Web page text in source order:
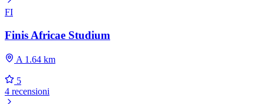
FI
Finis Africae Studium
A 1.64 km
5
4 recensioni